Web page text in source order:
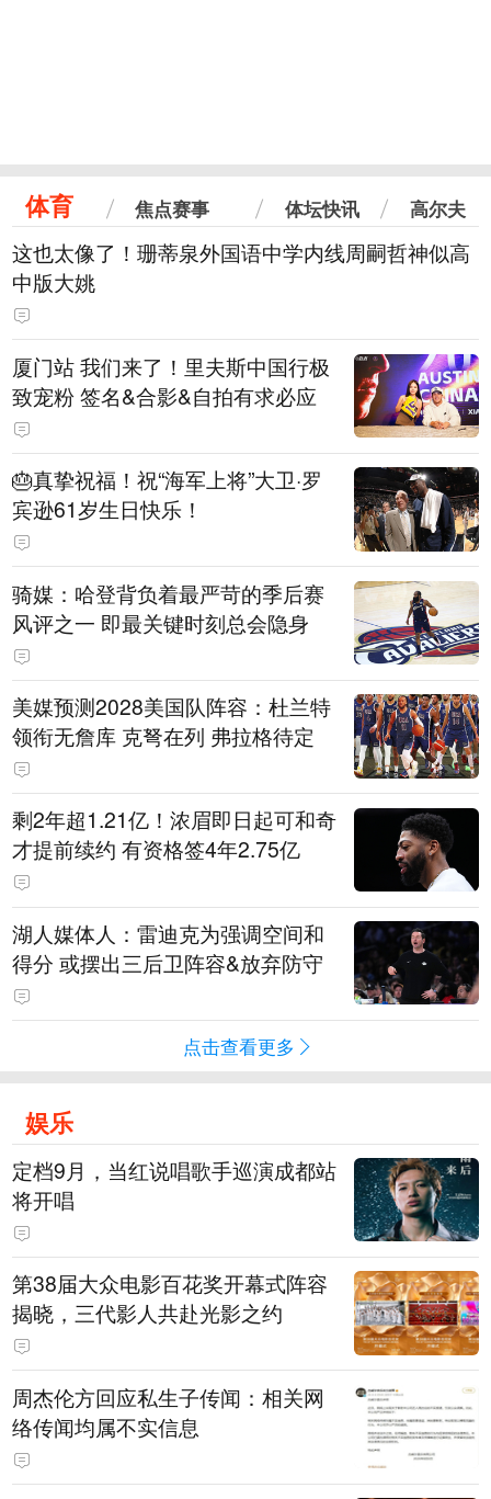
体育 焦点赛事 体坛快讯 高尔夫
这也太像了！珊蒂泉外国语中学内线周嗣哲神似高
中版大姚
厦门站 我们来了！里夫斯中国行极
致宠粉 签名&合影&自拍有求必应
🎂真挚祝福！祝“海军上将”大卫·罗
宾逊61岁生日快乐！
骑媒：哈登背负着最严苛的季后赛
风评之一 即最关键时刻总会隐身
美媒预测2028美国队阵容：杜兰特
领衔无詹库 克弩在列 弗拉格待定
剩2年超1.21亿！浓眉即日起可和奇
才提前续约 有资格签4年2.75亿
湖人媒体人：雷迪克为强调空间和
得分 或摆出三后卫阵容&放弃防守
点击查看更多
娱乐
定档9月，当红说唱歌手巡演成都站
将开唱
第38届大众电影百花奖开幕式阵容
揭晓，三代影人共赴光影之约
周杰伦方回应私生子传闻：相关网
络传闻均属不实信息